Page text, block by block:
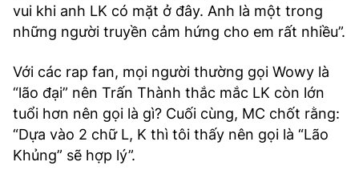
vui khi anh LK có mặt ở đây. Anh là một trong
những người truyền cảm hứng cho em rất nhiều”.
Với các rap fan, mọi người thường gọi Wowy là
“lão đại” nên Trấn Thành thắc mắc LK còn lớn
tuổi hơn nên gọi là gì? Cuối cùng, MC chốt rằng:
“Dựa vào 2 chữ L, K thì tôi thấy nên gọi là “Lão
Khủng” sẽ hợp lý”.